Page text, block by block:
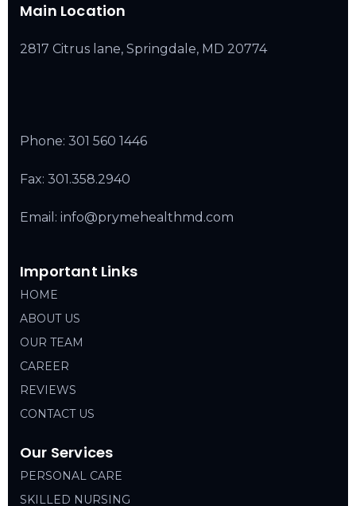
Main Location
2817 Citrus lane, Springdale, MD 20774
Phone: 301 560 1446
Fax: 301.358.2940
Email: info@prymehealthmd.com
Important Links
HOME
ABOUT US
OUR TEAM
CAREER
REVIEWS
CONTACT US
Our Services
PERSONAL CARE
SKILLED NURSING